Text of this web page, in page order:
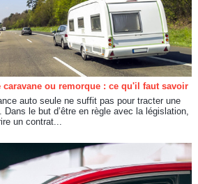
ou remorque : ce qu'il faut savoir
auto seule ne suffit pas pour tracter une
le but d’être en règle avec la législation,
un contrat...